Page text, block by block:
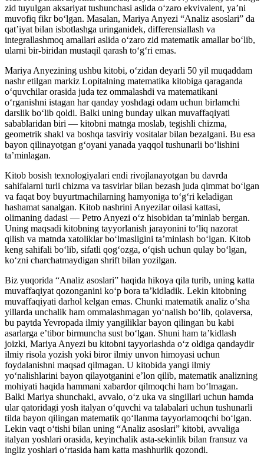
zid tuyulgan aksariyat tushunchasi aslida oʻzaro ekvivalent, yaʼni
muvofiq fikr boʻlgan. Masalan, Mariya Anyezi “Analiz asoslari” da
qatʼiyat bilan isbotlashga uringanidek, differensiallash va
integrallashmoq amallari aslida oʻzaro zid matematik amallar boʻlib,
ularni bir-biridan mustaqil qarash toʻgʻri emas.
Mariya Anyezining ushbu kitobi, oʻzidan deyarli 50 yil muqaddam
nashr etilgan markiz Lopitalning matematika kitobiga qaraganda
oʻquvchilar orasida juda tez ommalashdi va matematikani
oʻrganishni istagan har qanday yoshdagi odam uchun birlamchi
darslik boʻlib qoldi. Balki uning bunday ulkan muvaffaqiyati
sabablaridan biri — kitobni matnga moslab, tegishli chizma,
geometrik shakl va boshqa tasviriy vositalar bilan bezalgani. Bu esa
bayon qilinayotgan gʻoyani yanada yaqqol tushunarli boʻlishini
taʼminlagan.
Kitob bosish texnologiyalari endi rivojlanayotgan bu davrda
sahifalarni turli chizma va tasvirlar bilan bezash juda qimmat boʻlgan
va faqat boy buyurtmachilarning hamyoniga toʻgʻri keladigan
hashamat sanalgan. Kitob nashrini Anyezilar oilasi kattasi,
olimaning dadasi — Petro Anyezi oʻz hisobidan taʼminlab bergan.
Uning maqsadi kitobning tayyorlanish jarayonini toʻliq nazorat
qilish va matnda xatoliklar boʻlmasligini taʼminlash boʻlgan. Kitob
keng sahifali boʻlib, sifatli qogʻozga, oʻqish uchun qulay boʻlgan,
koʻzni charchatmaydigan shrift bilan yozilgan.
Biz yuqorida “Analiz asoslari” haqida hikoya qila turib, uning katta
muvaffaqiyat qozonganini koʻp bora taʼkidladik. Lekin kitobning
muvaffaqiyati darhol kelgan emas. Chunki matematik analiz oʻsha
yillarda unchalik ham ommalashmagan yoʻnalish boʻlib, qolaversa,
bu paytda Yevropada ilmiy yangiliklar bayon qilingan bu kabi
asarlarga eʼtibor birmuncha sust boʻlgan. Shuni ham taʼkidlash
joizki, Mariya Anyezi bu kitobni tayyorlashda oʻz oldiga qandaydir
ilmiy risola yozish yoki biror ilmiy unvon himoyasi uchun
foydalanishni maqsad qilmagan. U kitobida yangi ilmiy
yo‘nalishlarini bayon qilayotganini e’lon qilib, matematik analizning
mohiyati haqida hammani xabardor qilmoqchi ham bo‘lmagan.
Balki Mariya shunchaki, avvalo, oʻz uka va singillari uchun hamda
ular qatoridagi yosh italyan oʻquvchi va talabalari uchun tushunarli
tilda bayon qilingan matematik qoʻllanma tayyorlamoqchi boʻlgan.
Lekin vaqt oʻtishi bilan uning “Analiz asoslari” kitobi, avvaliga
italyan yoshlari orasida, keyinchalik asta-sekinlik bilan fransuz va
ingliz yoshlari oʻrtasida ham katta mashhurlik qozondi.